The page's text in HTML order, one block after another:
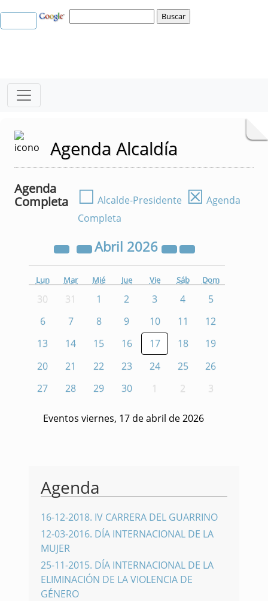
Agenda Alcaldía
Agenda
Completa
☐ Alcalde-Presidente ☒ Agenda
Completa
Abril 2026
Lun Mar Mié Jue Vie Sáb Dom
30 31 1 2 3 4
5
6
7 8 9 10 11
12
13
14 15 16 17 18
19
20
21 22 23 24 25
26
27
28 29 30 1 2 3
Eventos viernes, 17 de abril de 2026
Agenda
16-12-2018. IV CARRERA DEL GUARRINO
12-03-2016. DÍA INTERNACIONAL DE LA
MUJER
25-11-2015. DÍA INTERNACIONAL DE LA
ELIMINACIÓN DE LA VIOLENCIA DE
GÉNERO